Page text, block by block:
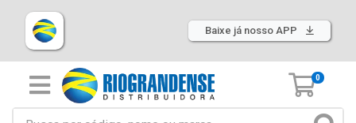
Baixe já nosso APP
0